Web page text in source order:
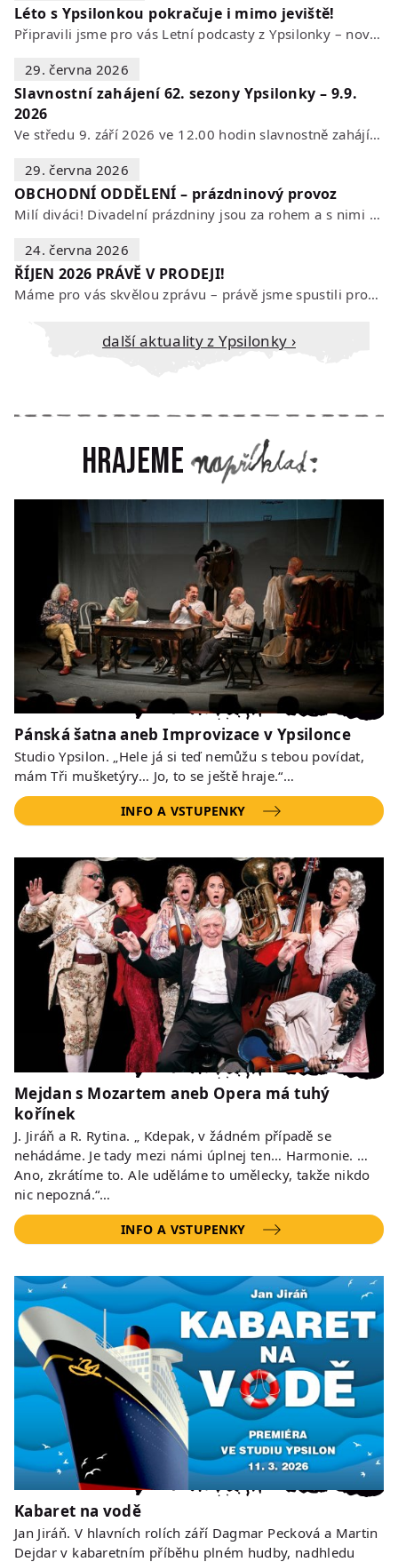
Léto s Ypsilonkou pokračuje i mimo jeviště!
Připravili jsme pro vás Letní podcasty z Ypsilonky – novou sérii rozhovorů s…
29. června 2026
Slavnostní zahájení 62. sezony Ypsilonky – 9.9.
2026
Ve středu 9. září 2026 ve 12.00 hodin slavnostně zahájíme novou divadelní…
29. června 2026
OBCHODNÍ ODDĚLENÍ – prázdninový provoz
Milí diváci! Divadelní prázdniny jsou za rohem a s nimi se mění i otevírací…
24. června 2026
ŘÍJEN 2026 PRÁVĚ V PRODEJI!
Máme pro vás skvělou zprávu – právě jsme spustili prodej vstupenek na říjen…
Další aktuality z Ypsilonky ›
Hrajeme
Pánská šatna aneb Improvizace v Ypsilonce
Studio Ypsilon. „Hele já si teď nemůžu s tebou povídat,
mám Tři mušketýry… Jo, to se ještě hraje.“…
INFO A VSTUPENKY
Mejdan s Mozartem aneb Opera má tuhý
kořínek
J. Jiráň a R. Rytina. „ Kdepak, v žádném případě se
nehádáme. Je tady mezi námi úplnej ten… Harmonie. …
Ano, zkrátíme to. Ale uděláme to umělecky, takže nikdo
nic nepozná.“…
INFO A VSTUPENKY
Kabaret na vodě
Jan Jiráň. V hlavních rolích září Dagmar Pecková a Martin
Dejdar v kabaretním příběhu plném hudby, nadhledu